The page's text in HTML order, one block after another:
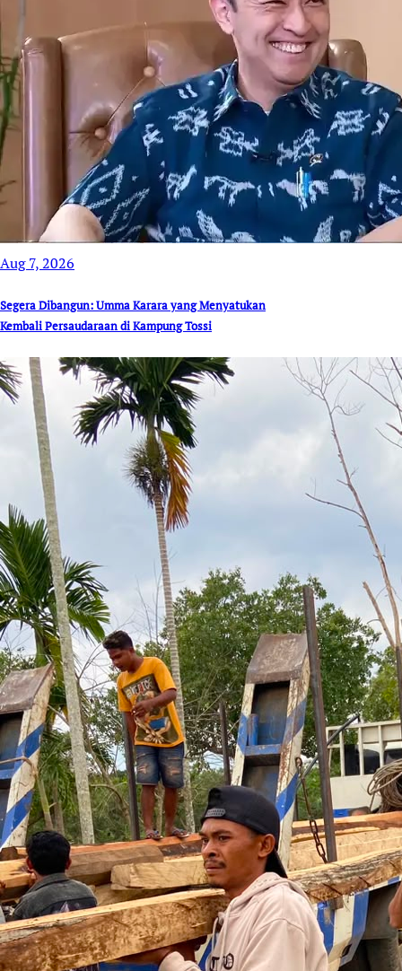
Aug 7, 2026
Segera Dibangun: Umma Karara yang Menyatukan
Kembali Persaudaraan di Kampung Tossi